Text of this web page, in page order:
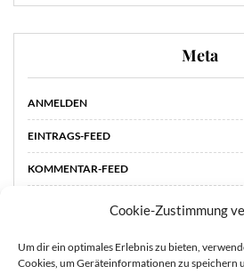
Cookie-Zustimmung
Um dir ein optimales Erlebnis zu bieten,
Cookies, um Geräteinformationen zu speichern
Meta
ANMELDEN
EINTRAGS-FEED
KOMMENTAR-FEED